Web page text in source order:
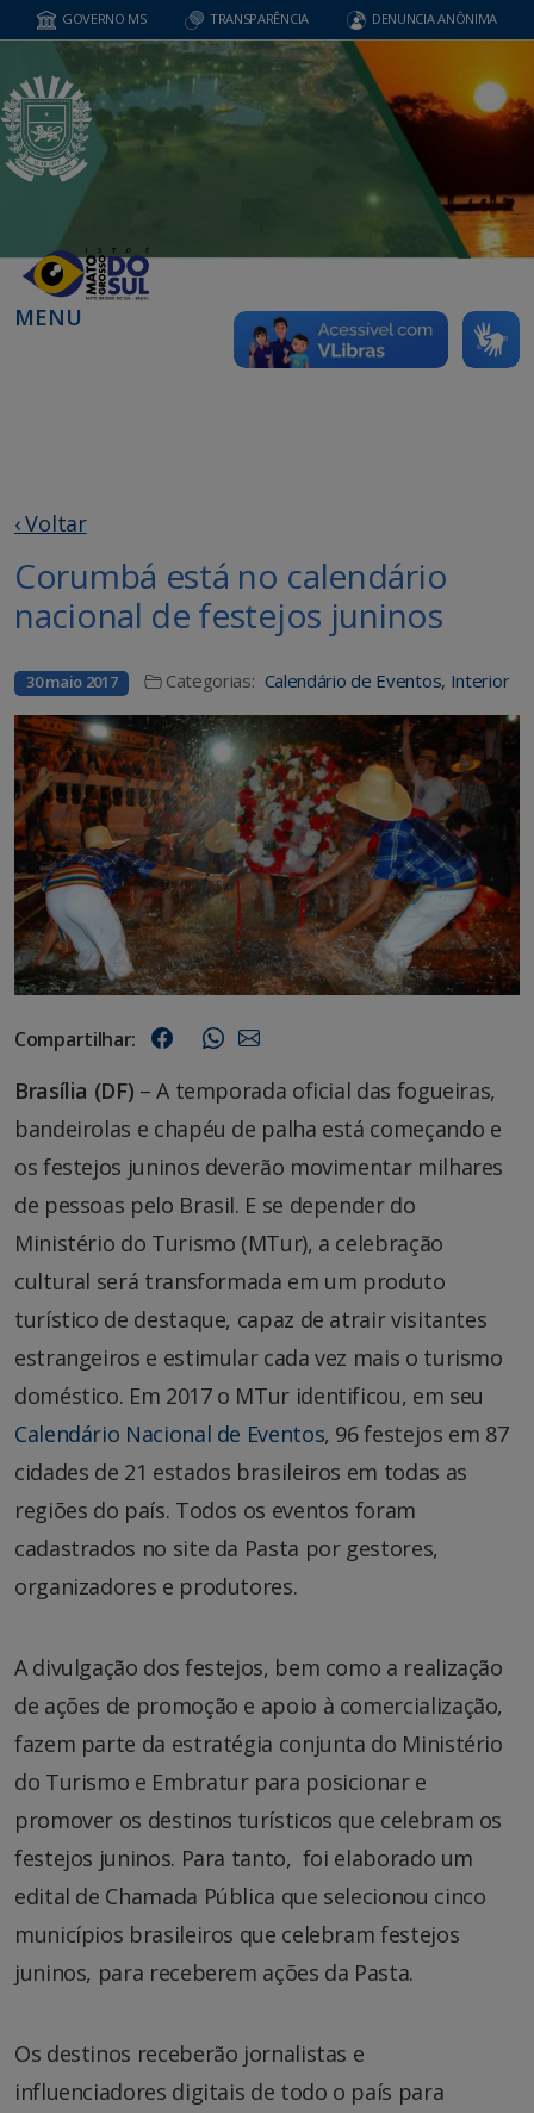
GOVERNO MS TRANSPARÊNCIA DENUNCIA ANÔNIMA
MENU
‹ Voltar
Corumbá está no calendário
nacional de festejos juninos
30 maio 2017 Categorias: Calendário de Eventos, Interior
Compartilhar:
Brasília (DF) – A temporada oficial das fogueiras,
bandeirolas e chapéu de palha está começando e
os festejos juninos deverão movimentar milhares
de pessoas pelo Brasil. E se depender do
Ministério do Turismo (MTur), a celebração
cultural será transformada em um produto
turístico de destaque, capaz de atrair visitantes
estrangeiros e estimular cada vez mais o turismo
doméstico. Em 2017 o MTur identificou, em seu
Calendário Nacional de Eventos, 96 festejos em 87
cidades de 21 estados brasileiros em todas as
regiões do país. Todos os eventos foram
cadastrados no site da Pasta por gestores,
organizadores e produtores.
A divulgação dos festejos, bem como a realização
de ações de promoção e apoio à comercialização,
fazem parte da estratégia conjunta do Ministério
do Turismo e Embratur para posicionar e
promover os destinos turísticos que celebram os
festejos juninos. Para tanto, foi elaborado um
edital de Chamada Pública que selecionou cinco
municípios brasileiros que celebram festejos
juninos, para receberem ações da Pasta.
Os destinos receberão jornalistas e
influenciadores digitais de todo o país para